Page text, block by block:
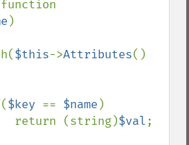
)
$this->Attributes()
$key == $name )
                return (string)
$val;